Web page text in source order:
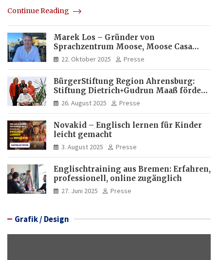
Continue Reading
Marek Los – Gründer von
Sprachzentrum Moose, Moose Casa
Italia und Apartamento Brasil |
Internationaler Experte für Bildung
22. Oktober 2025 Presse
BürgerStiftung Region Ahrensburg:
Stiftung Dietrich+Gudrun Maaß fördert
Deutschkenntnisse von Frauen
26. August 2025 Presse
Novakid – Englisch lernen für Kinder
leicht gemacht
3. August 2025 Presse
Englischtraining aus Bremen: Erfahren,
professionell, online zugänglich
27. Juni 2025 Presse
Grafik / Design